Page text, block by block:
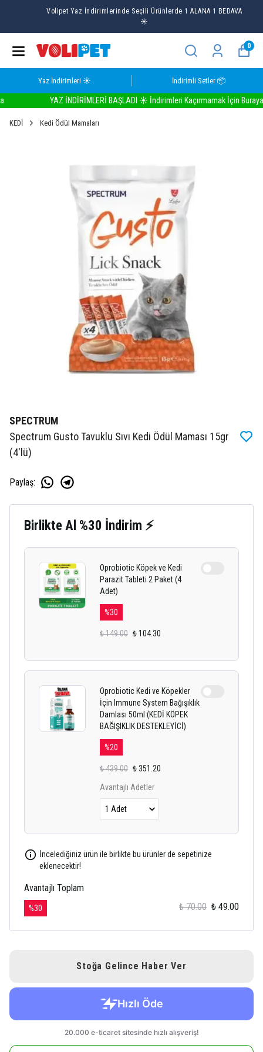
Volipet Yaz İndirimlerinde Seçili Ürünlerde 1 ALANA 1 BEDAVA
0
Yaz İndirimleri ☀️ İndirimli Setler 📦
YAZ İNDİRİMLERİ BAŞLADI ☀️ İndirimleri Kaçırmamak İçin Buraya
KEDİ Kedi Ödül Mamaları
SPECTRUM
Spectrum Gusto Tavuklu Sıvı Kedi Ödül Maması 15gr
(4'lü)
Paylaş:
Birlikte Al %30 İndirim ⚡
Oprobiotic Köpek ve Kedi
Parazit Tableti 2 Paket (4
Adet)
%30
₺ 149.00 ₺ 104.30
Oprobiotic Kedi ve Köpekler
İçin Immune System Bağışıklık
Damlası 50ml (KEDİ KÖPEK
BAĞIŞIKLIK DESTEKLEYİCİ)
%20
₺ 439.00 ₺ 351.20
Avantajlı Adetler
İncelediğiniz ürün ile birlikte bu ürünler de sepetinize
eklenecektir!
Avantajlı Toplam
%30 ₺ 70.00 ₺ 49.00
Stoğa Gelince Haber Ver